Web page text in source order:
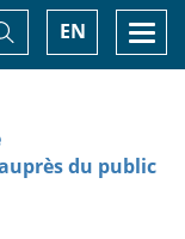
EN
Basculer
la
recherche
du public